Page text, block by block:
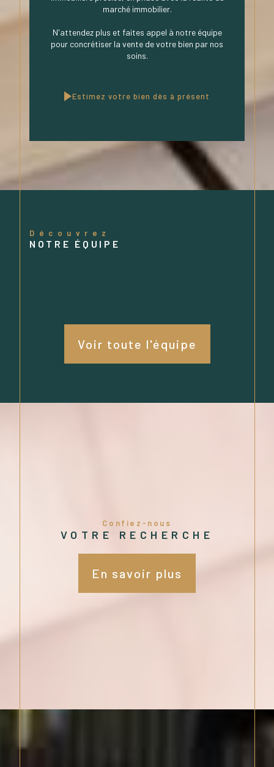
marché immobilier.
N'attendez plus et faites appel à notre équipe
pour concrétiser la vente de votre bien par nos
soins.
Estimez votre bien dès à présent
Découvrez
NOTRE ÉQUIPE
Voir toute l'équipe
Confiez-nous
VOTRE RECHERCHE
En savoir plus